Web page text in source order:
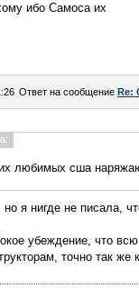
ибо Самоса их
Ответ на сообщение Re:
любимых сша
но я нигде не писала,
убеждение, что
точно так